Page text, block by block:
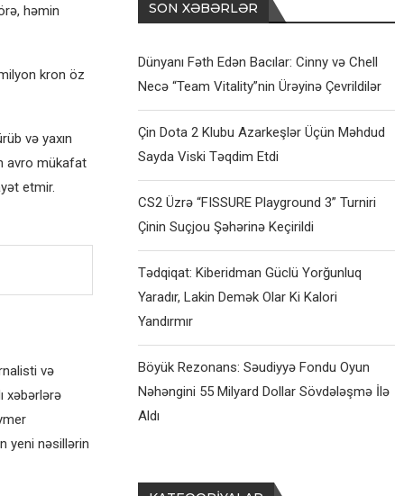
həmin
kron öz
və yaxın
avro mükafat
etmir.
və
xəbərlərə
yeni nəsillərin
SON XƏBƏRLƏR
Dünyanı Fəth Edən Bacılar: Cinny və Chell
Necə “Team Vitality”nin Ürəyinə Çevrildilər
Çin Dota 2 Klubu Azarkeşlər Üçün Məhdud
Sayda Viski Təqdim Etdi
CS2 Üzrə “FISSURE Playground 3” Turniri
Çinin Suçjou Şəhərinə Keçirildi
Tədqiqat: Kiberidman Güclü Yorğunluq
Yaradır, Lakin Demək Olar Ki Kalori
Yandırmır
Böyük Rezonans: Səudiyyə Fondu Oyun
Nəhəngini 55 Milyard Dollar Sövdələşmə İlə
Aldı